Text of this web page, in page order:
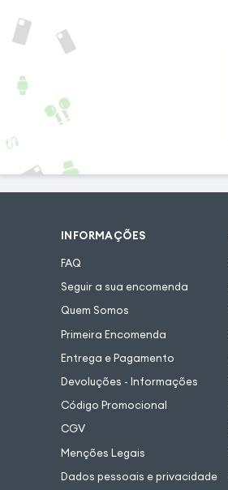
INFORMAÇÕES
FAQ
Seguir a sua encomenda
Quem Somos
Primeira Encomenda
Entrega e Pagamento
Devoluções - Informações
Código Promocional
CGV
Menções Legais
Dados pessoais e privacidade